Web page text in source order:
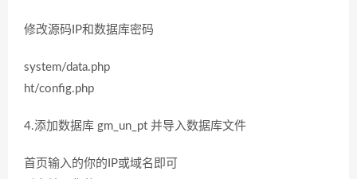
修改源码IP和数据库密码
system/data.php
ht/config.php
4.添加数据库 gm_un_pt 并导入数据库文件
首页输入的你的IP或域名即可